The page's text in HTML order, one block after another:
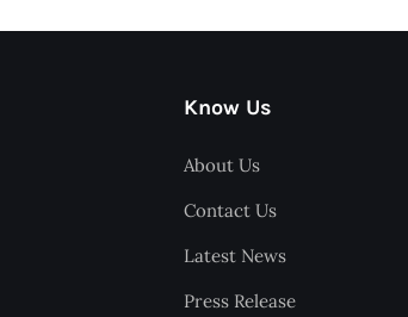
Know Us
About Us
Contact Us
Latest News
Press Release